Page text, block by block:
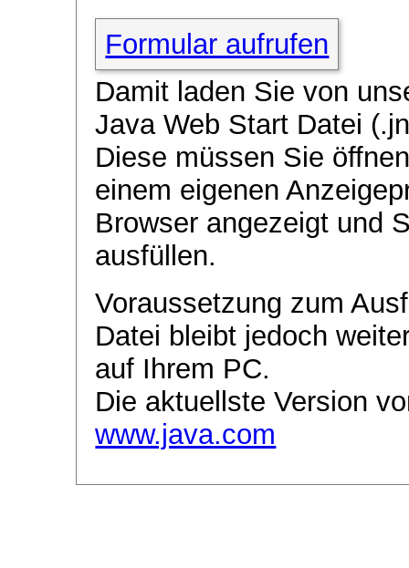
Formular aufrufen
Damit laden Sie von
Java Web Start Datei
Diese müssen Sie
einem eigenen
Browser angezeigt und
ausfüllen.
Voraussetzung zum
Datei bleibt jedoch
auf Ihrem PC.
Die aktuellste Version
www.java.com